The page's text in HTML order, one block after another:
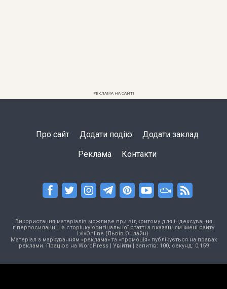
РЕКЛАМА НА САЙТІ
Про сайт Додати подію Додати заклад
Реклама Контакти
Використання матеріалів можливе при відкритому для індексування
гіперпосиланні на сторінку оригінальної статті з вказанням імені сайту
LvivOnline (Львів Онлайн).
Матеріал з маркуванням «реклама» та «промоція» публікується на правах
реклами. Працює на WordPress| Увійти | запитів: 100, секунд: 0,159